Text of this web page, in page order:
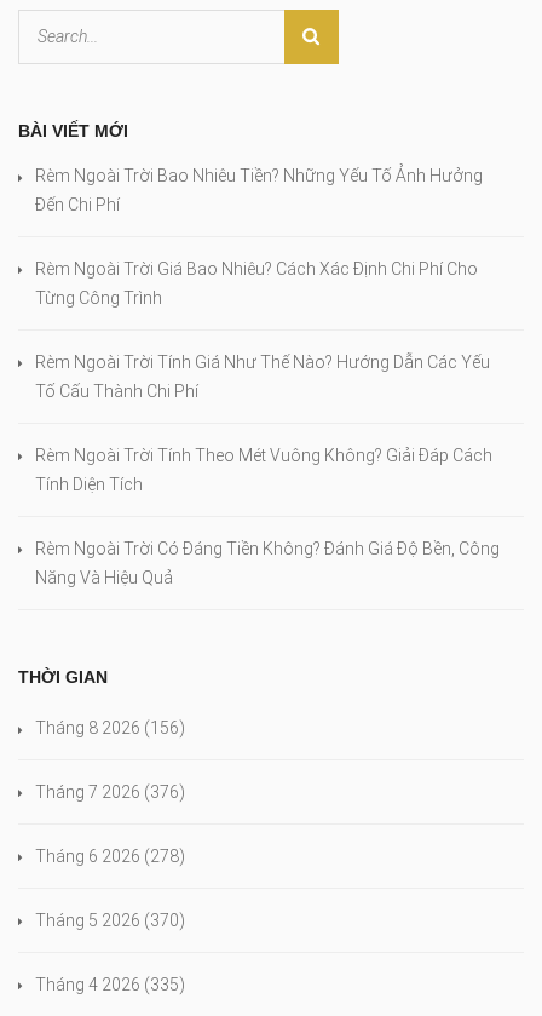
BÀI VIẾT MỚI
Rèm Ngoài Trời Bao Nhiêu Tiền? Những Yếu Tố Ảnh Hưởng
Đến Chi Phí
Rèm Ngoài Trời Giá Bao Nhiêu? Cách Xác Định Chi Phí Cho
Từng Công Trình
Rèm Ngoài Trời Tính Giá Như Thế Nào? Hướng Dẫn Các Yếu
Tố Cấu Thành Chi Phí
Rèm Ngoài Trời Tính Theo Mét Vuông Không? Giải Đáp Cách
Tính Diện Tích
Rèm Ngoài Trời Có Đáng Tiền Không? Đánh Giá Độ Bền, Công
Năng Và Hiệu Quả
THỜI GIAN
Tháng 8 2026 (156)
Tháng 7 2026 (376)
Tháng 6 2026 (278)
Tháng 5 2026 (370)
Tháng 4 2026 (335)